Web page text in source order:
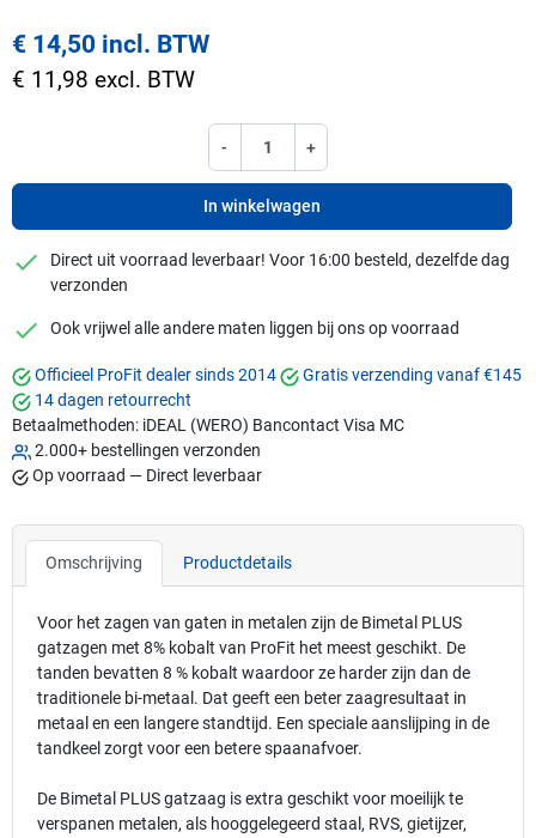
€ 14,50 incl. BTW
€ 11,98 excl. BTW
- +
In winkelwagen
checkmark
Direct uit voorraad leverbaar! Voor 16:00 besteld, dezelfde dag
verzonden
checkmark
Ook vrijwel alle andere maten liggen bij ons op voorraad
Officieel ProFit dealer sinds 2014
Gratis verzending vanaf €145
14 dagen retourrecht
Betaalmethoden: iDEAL (WERO) Bancontact Visa MC
2.000+ bestellingen verzonden
Op voorraad — Direct leverbaar
Omschrijving Productdetails
Voor het zagen van gaten in metalen zijn de Bimetal PLUS
gatzagen met 8% kobalt van ProFit het meest geschikt. De
tanden bevatten 8 % kobalt waardoor ze harder zijn dan de
traditionele bi-metaal. Dat geeft een beter zaagresultaat in
metaal en een langere standtijd. Een speciale aanslijping in de
tandkeel zorgt voor een betere spaanafvoer.
De Bimetal PLUS gatzaag is extra geschikt voor moeilijk te
verspanen metalen, als hooggelegeerd staal, RVS, gietijzer,